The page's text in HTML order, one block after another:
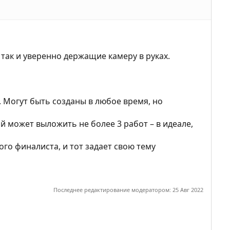
и уверенно держащие камеру в руках.
быть созданы в любое время, но
выложить не более 3 работ – в идеале,
финалиста, и тот задает свою тему
Последнее редактирование модератором: 25 Авг 2022